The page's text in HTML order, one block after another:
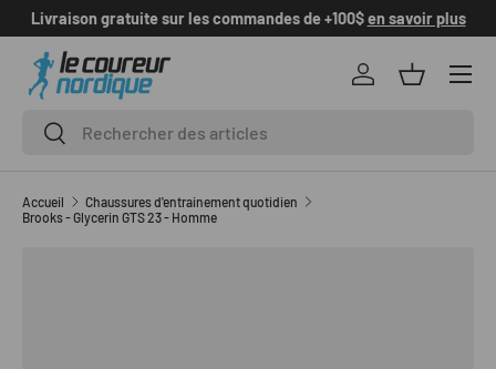
ALLER AU CONTENU
Livraison gratuite sur les commandes de +100$en savoir plus
Recherche
Rechercher
Se connecter
Panier
Accueil
Chaussures d'entrainement quotidien
Brooks - Glycerin GTS 23 - Homme